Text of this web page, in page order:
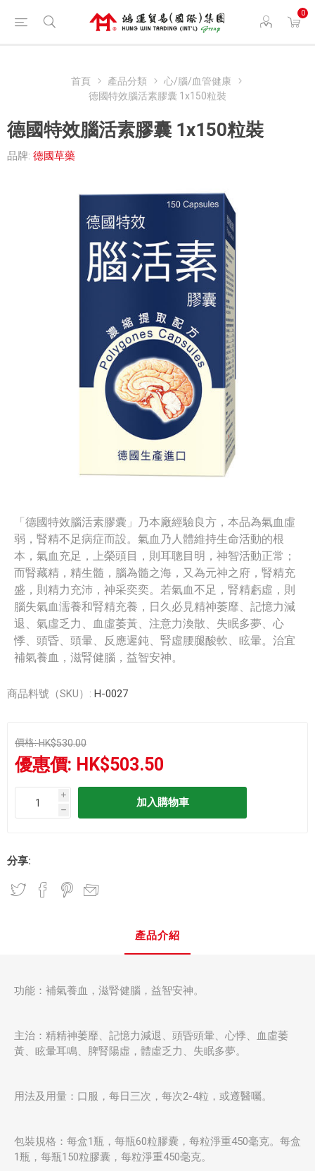
0
首頁 產品分類
心/腦/血管健康
德國特效腦活素膠囊 1x150粒裝
德國特效腦活素膠囊 1x150粒裝
品牌: 德國草藥
「德國特效腦活素膠囊」乃本廠經驗良方，本品為氣血虛
弱，腎精不足病症而設。氣血乃人體維持生命活動的根
本，氣血充足，上榮頭目，則耳聰目明，神智活動正常；
而腎藏精，精生髓，腦為髓之海，又為元神之府，腎精充
盛，則精力充沛，神采奕奕。若氣血不足，腎精虧虛，則
腦失氣血濡養和腎精充養，日久必見精神萎靡、記憶力減
退、氣虛乏力、血虛萎黃、注意力渙散、失眠多夢、心
悸、頭昏、頭暈、反應遲鈍、腎虛腰腿酸軟、眩暈。治宜
補氣養血，滋腎健腦，益智安神。
商品料號（SKU）: H-0027
價格:HK$530.00
優惠價: HK$503.50
i
h
分享:
產品介紹
功能：補氣養血，滋腎健腦，益智安神。
主治：精精神萎靡、記憶力減退、頭昏頭暈、心悸、血虛萎
黃、眩暈耳鳴、脾腎陽虛，體虛乏力、失眠多夢。
用法及用量：口服，每日三次，每次2-4粒，或遵醫囑。
包裝規格：每盒1瓶，每瓶60粒膠囊，每粒淨重450毫克。每盒
1瓶，每瓶150粒膠囊，每粒淨重450毫克。